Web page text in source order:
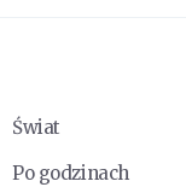
Świat
Po godzinach